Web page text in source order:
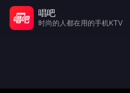
唱吧
时尚的人都在用的手机KTV